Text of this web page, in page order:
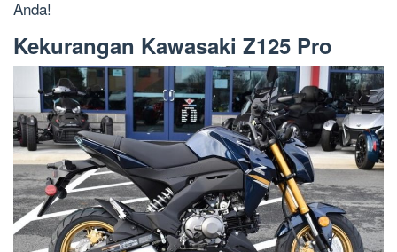
Anda!
Kekurangan Kawasaki Z125 Pro